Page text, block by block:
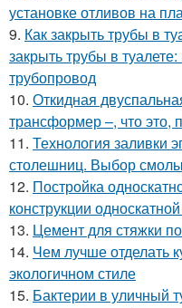
установке отливов на
9. Как закрыть трубы в
закрыть трубы в
трубопровод
10. Откидная
трансформер –, что это,
11. Технология заливки
столешниц. Выбор смолы
12. Постройка
конструкции
13. Цемент для стяжки
14. Чем лучше отделать
экологичном стиле
15. Бактерии в уличный